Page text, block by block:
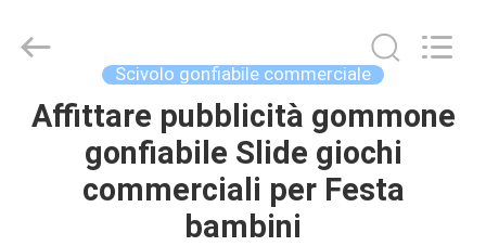
CASA
PRODOTTI
Inflatables
Limited.
Scivolo gonfiabile commerciale
Affittare pubblicità gommone
gonfiabile Slide giochi
commerciali per Festa
bambini